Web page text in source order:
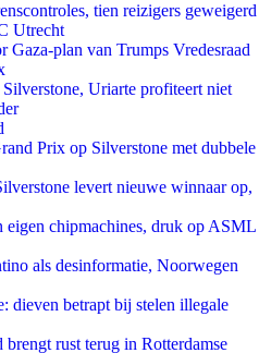
tien reizigers geweigerd
Utrecht
Gaza-plan van Trumps Vredesraad
Uriarte profiteert niet
Prix op Silverstone met dubbele
levert nieuwe winnaar op,
eigen chipmachines, druk op ASML
als desinformatie, Noorwegen
dieven betrapt bij stelen illegale
rust terug in Rotterdamse